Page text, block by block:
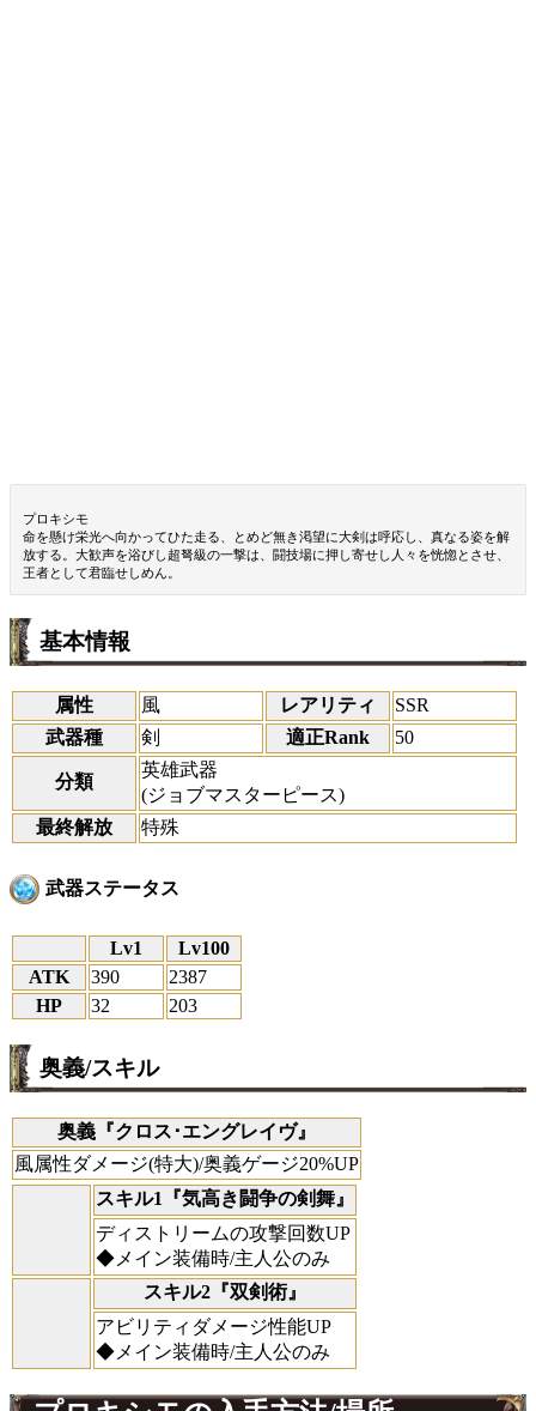
プロキシモ
命を懸け栄光へ向かってひた走る、とめど無き渇望に大剣は呼応し、真なる姿を解
放する。大歓声を浴びし超弩級の一撃は、闘技場に押し寄せし人々を恍惚とさせ、
王者として君臨せしめん。
基本情報
属性 風 レアリティ
SSR
武器種
剣 適正Rank 50
分類
英雄武器
(ジョブマスターピース)
最終解放
特殊
武器ステータス
Lv1
Lv100
ATK
390
2387
HP
32 203
奥義/スキル
奥義『クロス･エングレイヴ』
風属性ダメージ(特大)/奥義ゲージ20%UP
スキル1『気高き闘争の剣舞』
ディストリームの攻撃回数UP
◆メイン装備時/主人公のみ
スキル2『双剣術』
アビリティダメージ性能UP
◆メイン装備時/主人公のみ